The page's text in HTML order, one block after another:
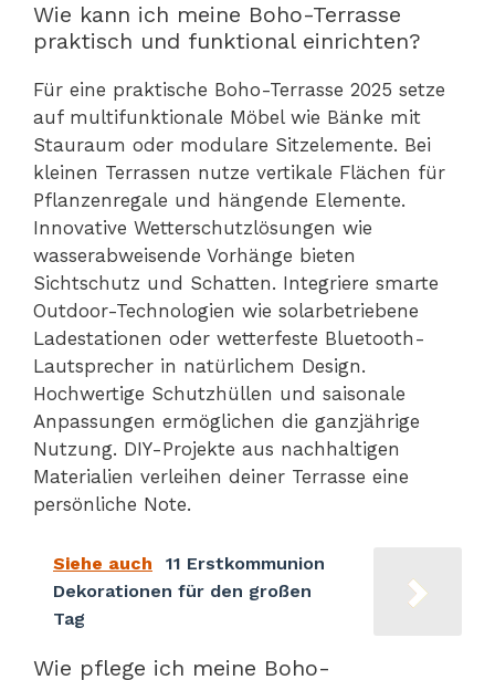
Wie kann ich meine Boho-Terrasse
praktisch und funktional einrichten?
Für eine praktische Boho-Terrasse 2025 setze
auf multifunktionale Möbel wie Bänke mit
Stauraum oder modulare Sitzelemente. Bei
kleinen Terrassen nutze vertikale Flächen für
Pflanzenregale und hängende Elemente.
Innovative Wetterschutzlösungen wie
wasserabweisende Vorhänge bieten
Sichtschutz und Schatten. Integriere smarte
Outdoor-Technologien wie solarbetriebene
Ladestationen oder wetterfeste Bluetooth-
Lautsprecher in natürlichem Design.
Hochwertige Schutzhüllen und saisonale
Anpassungen ermöglichen die ganzjährige
Nutzung. DIY-Projekte aus nachhaltigen
Materialien verleihen deiner Terrasse eine
persönliche Note.
Siehe auch
11 Erstkommunion
Dekorationen für den großen
Tag
Wie pflege ich meine Boho-